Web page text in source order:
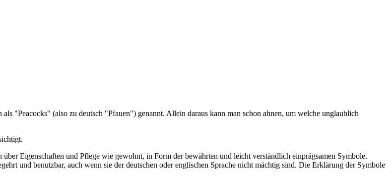
"Peacocks" (also zu deutsch "Pfauen") genannt. Allein daraus kann man schon ahnen, um welche unglaublich
Eigenschaften und Pflege wie gewohnt, in Form der bewährten und leicht verständlich einprägsamen Symbole.
und benutzbar, auch wenn sie der deutschen oder englischen Sprache nicht mächtig sind. Die Erklärung der Symbole